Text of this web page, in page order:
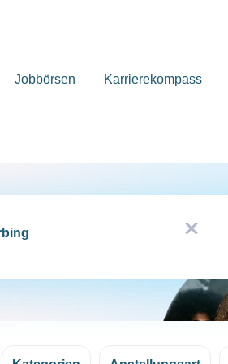
Jobbörsen Karrierekompass
x